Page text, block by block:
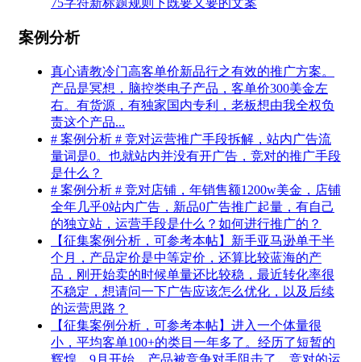
75字符新标题规则下既要又要的文案
案例分析
真心请教冷门高客单价新品行之有效的推广方案。
产品是冥想，脑控类电子产品，客单价300美金左
右。有货源，有独家国内专利，老板想由我全权负
责这个产品...
# 案例分析 # 竞对运营推广手段拆解，站内广告流
量词是0。也就站内并没有开广告，竞对的推广手段
是什么？
# 案例分析 # 竞对店铺，年销售额1200w美金，店铺
全年几乎0站内广告，新品0广告推广起量，有自己
的独立站，运营手段是什么？如何进行推广的？
【征集案例分析，可参考本帖】新手亚马逊单干半
个月，产品定价是中等定价，还算比较蓝海的产
品，刚开始卖的时候单量还比较稳，最近转化率很
不稳定，想请问一下广告应该怎么优化，以及后续
的运营思路？
【征集案例分析，可参考本帖】进入一个体量很
小，平均客单100+的类目一年多了。经历了短暂的
辉煌，9月开始，产品被竞争对手阻击了。竞对的运